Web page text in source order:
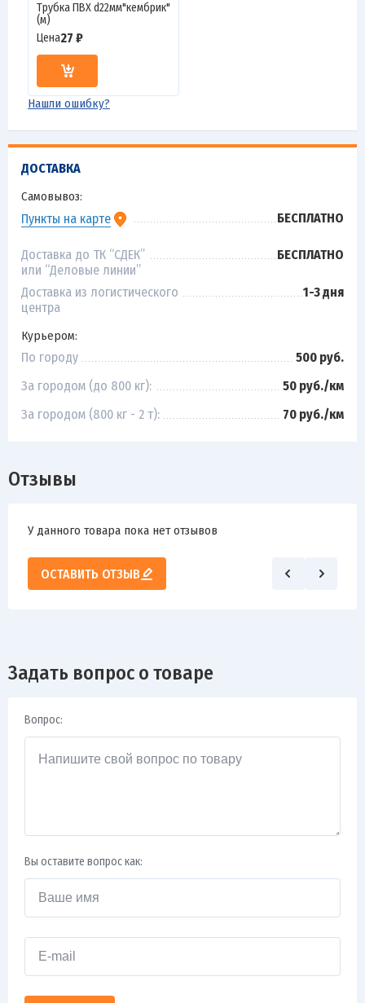
ДОСТАВКА
Самовывоз:
Пункты на карте БЕСПЛАТНО
Доставка до ТК “СДЕК”
или “Деловые линии”
БЕСПЛАТНО
Доставка из логистического
центра
1-3 дня
Курьером:
По городу
500 руб.
За городом (до 800 кг):
50 руб./км
За городом (800 кг - 2 т):
70 руб./км
Трубка ПВХ d22мм"кембрик"
(м)
Цена27 ₽
Нашли ошибку?
Отзывы
У данного товара пока нет отзывов
ОСТАВИТЬ ОТЗЫВ
Задать вопрос о товаре
Вопрос:
Вы оставите вопрос как: